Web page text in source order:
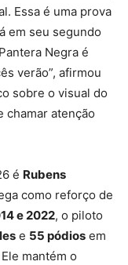
Essa é uma prova
em seu segundo
Negra é
verão”, afirmou
sobre o visual do
chamar atenção
é Rubens
como reforço de
e 2022, o piloto
e 55 pódios em
mantém o